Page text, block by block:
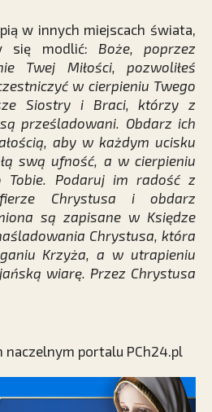
w innych miejscach świata,
się modlić: Boże, poprzez
Twej Miłości, pozwoliłeś
w cierpieniu Twego
Siostry i Braci, którzy z
prześladowani. Obdarz ich
aby w każdym ucisku
swą ufność, a w cierpieniu
Tobie. Podaruj im radość z
Chrystusa i obdarz
są zapisane w Księdze
Chrystusa, która
Krzyża, a w utrapieniu
wiarę. Przez Chrystusa
portalu PCh24.pl